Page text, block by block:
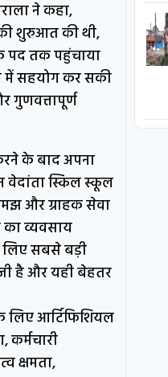
ने कहा,
शुरुआत की थी,
पद तक पहुंचाया
में सहयोग कर सकी
गुणवत्तापूर्ण
के बाद अपना
वेदांता स्किल स्कूल
और ग्राहक सेवा
व्यवसाय
लिए सबसे बड़ी
है और यही बेहतर
लिए आर्टिफिशियल
कर्मचारी
क्षमता,